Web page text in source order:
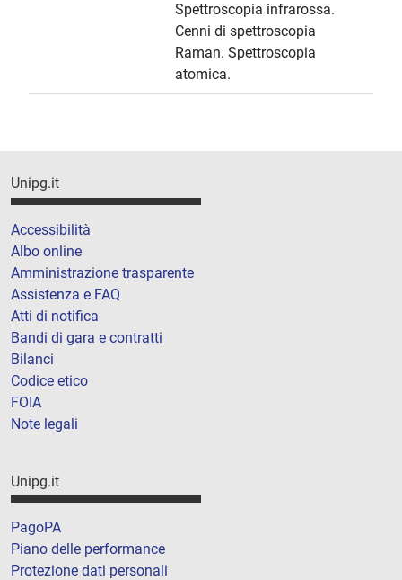
Spettroscopia infrarossa.
Cenni di spettroscopia
Raman. Spettroscopia
atomica.
Unipg.it
Accessibilità
Albo online
Amministrazione trasparente
Assistenza e FAQ
Atti di notifica
Bandi di gara e contratti
Bilanci
Codice etico
FOIA
Note legali
Unipg.it
PagoPA
Piano delle performance
Protezione dati personali